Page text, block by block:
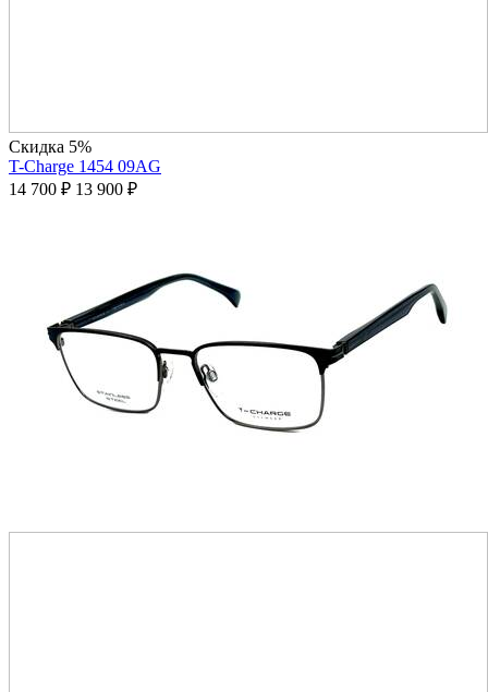
Скидка 5%
T-Charge 1454 09AG
14 700 ₽ 13 900 ₽